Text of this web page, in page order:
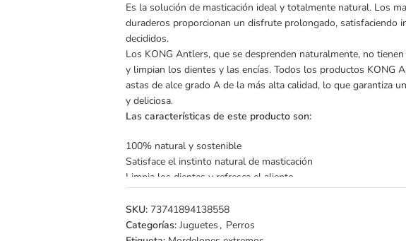
Es la solución de masticación ideal y totalmente natural. Los
duraderos proporcionan un disfrute prolongado, satisfaciendo
decididos.
Los KONG Antlers, que se desprenden naturalmente, no
y limpian los dientes y las encías. Todos los productos KONG
astas de alce grado A de la más alta calidad, lo que garantiza
y deliciosa.
Las características de este producto son:
100% natural y sostenible
Satisface el instinto natural de masticación
Limpia los dientes y refresca el aliento
*La imagen es referencial, ya que al tratarse de cuernos
Para perros de 7 a 11 kg. No recomendable para perros
SKU: 73741894138558
Categorías: Juguetes , Perros